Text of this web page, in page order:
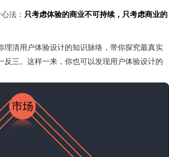
法： 只考虑体验的商业不可持续，只考虑商业的
清用户体验设计的知识脉络，带你探究最真实
三。这样一来，你也可以发现用户体验设计的